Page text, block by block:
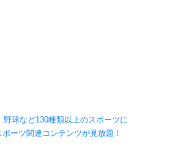
野球など130種類以上のスポーツに
ポーツ関連コンテンツが見放題！